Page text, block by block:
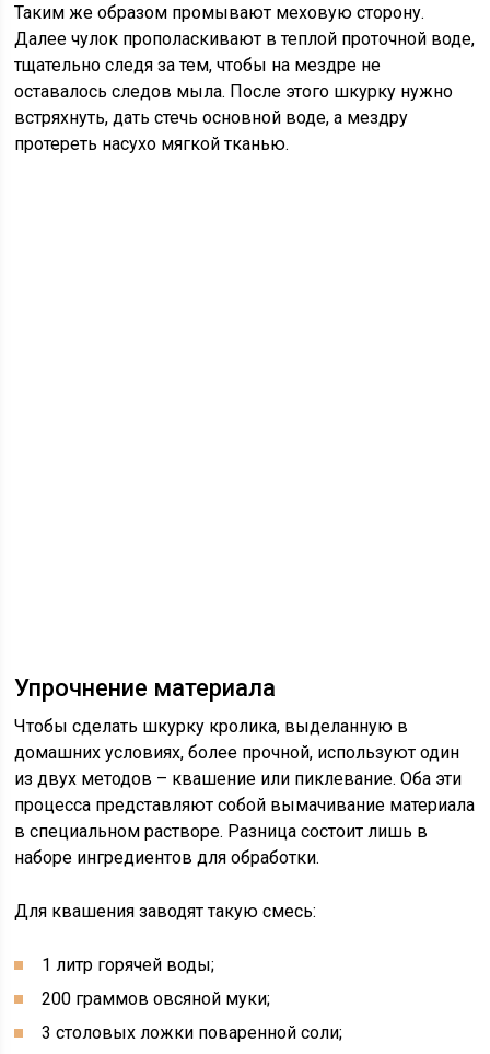
Таким же образом промывают меховую сторону.
Далее чулок прополаскивают в теплой проточной воде,
тщательно следя за тем, чтобы на мездре не
оставалось следов мыла. После этого шкурку нужно
встряхнуть, дать стечь основной воде, а мездру
протереть насухо мягкой тканью.
Упрочнение материала
Чтобы сделать шкурку кролика, выделанную в
домашних условиях, более прочной, используют один
из двух методов – квашение или пиклевание. Оба эти
процесса представляют собой вымачивание материала
в специальном растворе. Разница состоит лишь в
наборе ингредиентов для обработки.
Для квашения заводят такую смесь:
1 литр горячей воды;
200 граммов овсяной муки;
3 столовых ложки поваренной соли;